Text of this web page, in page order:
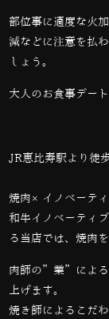
部位事に適度な火
減などに注意を払
しょう。
大人のお食事デー
JR恵比寿駅より徒
焼肉×イノベーティ
和牛イノベーティ
る当店では、焼肉
肉師の”業”による
上げます。
焼き師によるこだ